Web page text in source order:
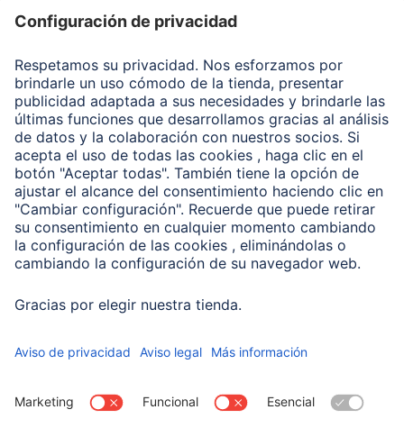
Clientes online
Conviértete en distribuidor
Compañía
Historia de la empresa
Hama en todo el Mundo
Sostenibilidad
Business-Portal